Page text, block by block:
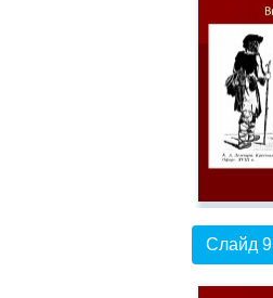
Слайд 9